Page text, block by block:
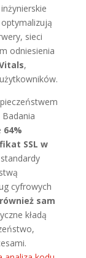
sieci
odniesienia
,
64%
SSL w
cyfrowych
sam
kładą